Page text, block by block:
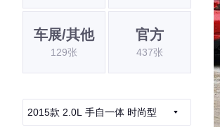
车展/其他
129张
官方
437张
2015款 2.0L 手自一体 时尚型